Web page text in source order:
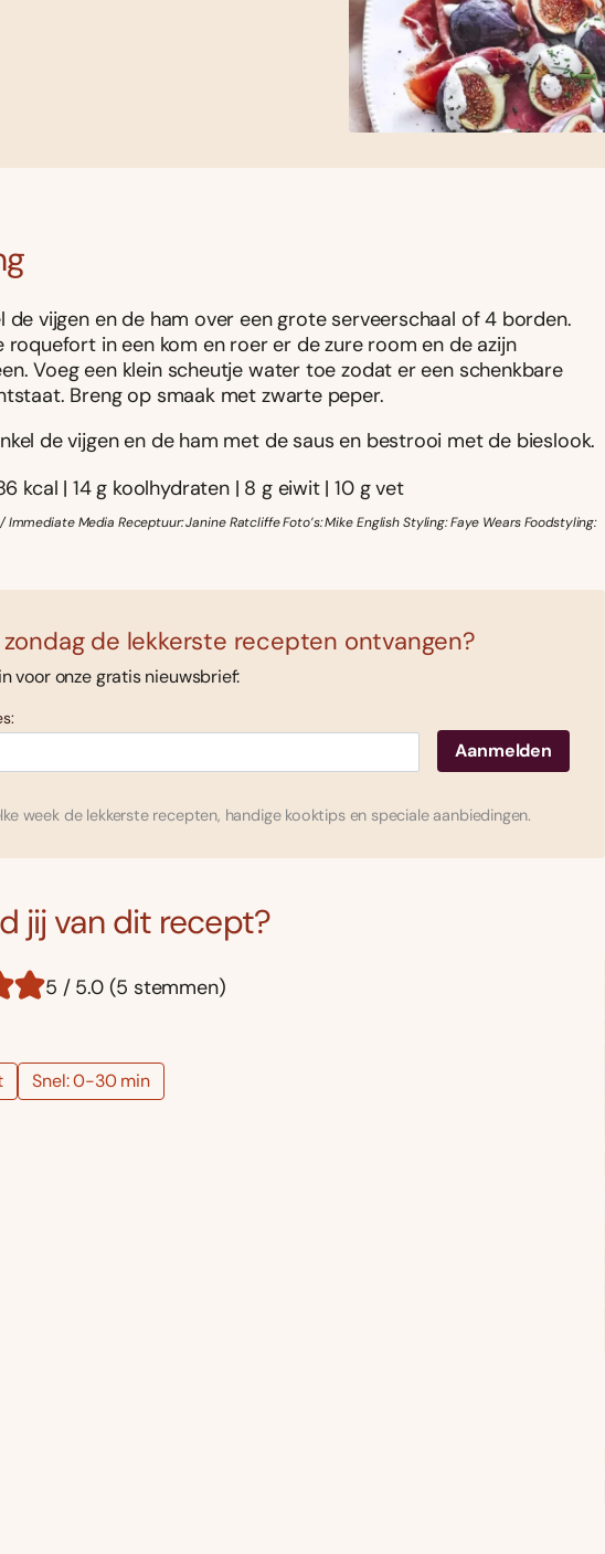
de vijgen en de ham over een grote serveerschaal of 4 borden.
roquefort in een kom en roer er de zure room en de azijn
Voeg een klein scheutje water toe zodat er een schenkbare
Breng op smaak met zwarte peper.
de vijgen en de ham met de saus en bestrooi met de bieslook.
kcal | 14 g koolhydraten | 8 g eiwit | 10 g vet
Media Receptuur: Janine Ratcliffe Foto’s: Mike English Styling: Faye Wears Foodstyling:
de lekkerste recepten ontvangen?
voor onze gratis nieuwsbrief:
week de lekkerste recepten, handige kooktips en speciale aanbiedingen.
jij van dit recept?
5 / 5.0 (5 stemmen)
Snel: 0-30 min